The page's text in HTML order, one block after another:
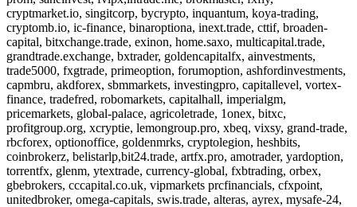
cryptmarket.io, singitcorp, bycrypto, inquantum, koya-trading,
cryptomb.io, ic-finance, binaroptiona, inext.trade, cttif, broaden-
capital, bitxchange.trade, exinon, home.saxo, multicapital.trade,
grandtrade.exchange, bxtrader, goldencapitalfx, ainvestments,
trade5000, fxgtrade, primeoption, forumoption, ashfordinvestments,
capmbru, akdforex, sbmmarkets, investingpro, capitallevel, vortex-
finance, tradefred, robomarkets, capitalhall, imperialgm,
pricemarkets, global-palace, agricoletrade, 1onex, bitxc,
profitgroup.org, xcryptie, lemongroup.pro, xbeq, vixsy, grand-trade,
rbcforex, optionoffice, goldenmrks, cryptolegion, heshbits,
coinbrokerz, belistarlp,bit24.trade, artfx.pro, amotrader, yardoption,
torrentfx, glenm, ytextrade, currency-global, fxbtrading, orbex,
gbebrokers, cccapital.co.uk, vipmarkets prcfinancials, cfxpoint,
unitedbroker, omega-capitals, swis.trade, alteras, ayrex, mysafe-24,